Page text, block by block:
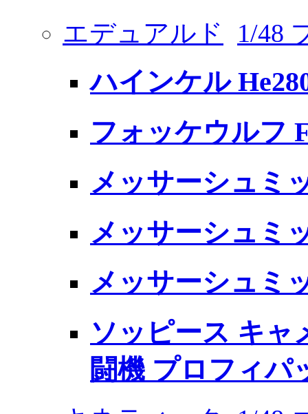
エデュアルド 1/48
ハインケル
フォッケウルフ
メッサーシュミ
メッサーシュミ
メッサーシュミ
ソッピース キャ
闘機 プロフィパ